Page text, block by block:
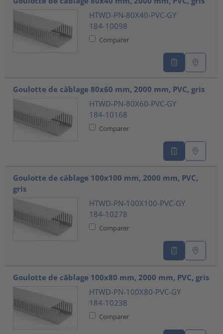
HTWD-PN-80X40-PVC-GY
184-10098
Comparer
Goulotte de câblage 80x60 mm, 2000 mm, PVC, gris
HTWD-PN-80X60-PVC-GY
184-10168
Comparer
Goulotte de câblage 100x100 mm, 2000 mm, PVC,
gris
HTWD-PN-100X100-PVC-GY
184-10278
Comparer
Goulotte de câblage 100x80 mm, 2000 mm, PVC, gris
HTWD-PN-100X80-PVC-GY
184-10238
Comparer